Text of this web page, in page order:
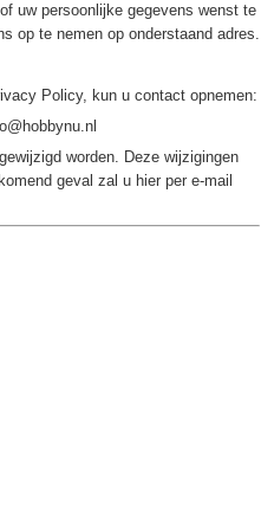
uw persoonlijke gegevens wenst te
op te nemen op onderstaand adres.
Policy, kun u contact opnemen:
worden. Deze wijzigingen
geval zal u hier per e-mail